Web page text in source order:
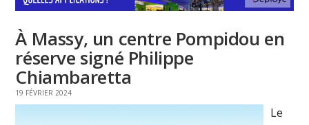
À Massy, un centre Pompidou en
réserve signé Philippe
Chiambaretta
19 FÉVRIER 2024
Le